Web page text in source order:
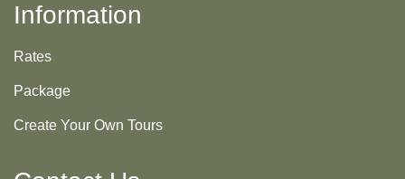
Information
Rates
Package
Create Your Own Tours